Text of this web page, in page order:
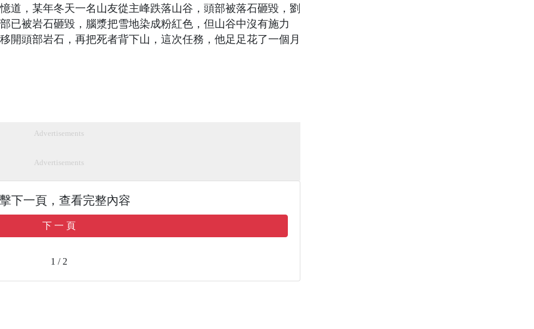
道，某年冬天一名山友從主峰跌落山谷，頭部被落石砸毀，劉
已被岩石砸毀，腦漿把雪地染成粉紅色，但山谷中沒有施力
開頭部岩石，再把死者背下山，這次任務，他足足花了一個月
Advertisements
Advertisements
下一頁，查看完整內容
下 一 頁
1 / 2